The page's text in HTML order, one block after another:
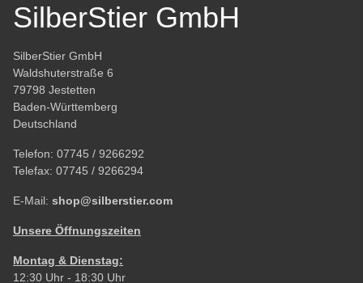
SilberStier GmbH
SilberStier GmbH
Waldshuterstraße 6
79798 Jestetten
Baden-Württemberg
Deutschland
Telefon: 07745 / 9266292
Telefax: 07745 / 9266294
E-Mail: shop@silberstier.com
Unsere Öffnungszeiten
Montag & Dienstag:
12:30 Uhr - 18:30 Uhr